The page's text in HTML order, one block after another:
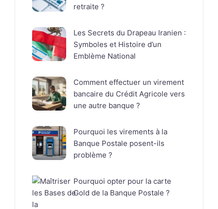
retraite ?
Les Secrets du Drapeau Iranien :
Symboles et Histoire d’un
Emblème National
Comment effectuer un virement
bancaire du Crédit Agricole vers
une autre banque ?
Pourquoi les virements à la
Banque Postale posent-ils
problème ?
Pourquoi opter pour la carte
Gold de la Banque Postale ?